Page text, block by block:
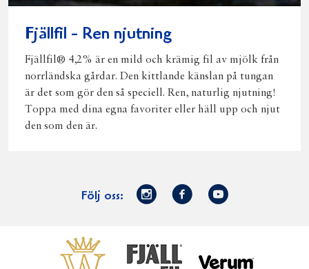
Fjällfil - Ren njutning
Fjällfil® 4,2% är en mild och krämig fil av mjölk från
norrländska gårdar. Den kittlande känslan på tungan
är det som gör den så speciell. Ren, naturlig njutning!
Toppa med dina egna favoriter eller häll upp och njut
den som den är.
Följ oss:
Norrmejerier
Facebook
Youtube
VästerbottensostFjällfil